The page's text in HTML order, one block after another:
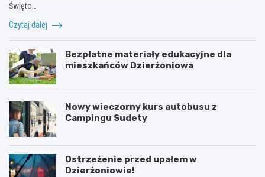
Święto…
Czytaj dalej
Bezpłatne materiały edukacyjne dla
mieszkańców Dzierżoniowa
Nowy wieczorny kurs autobusu z
Campingu Sudety
Ostrzeżenie przed upałem w
Dzierżoniowie!